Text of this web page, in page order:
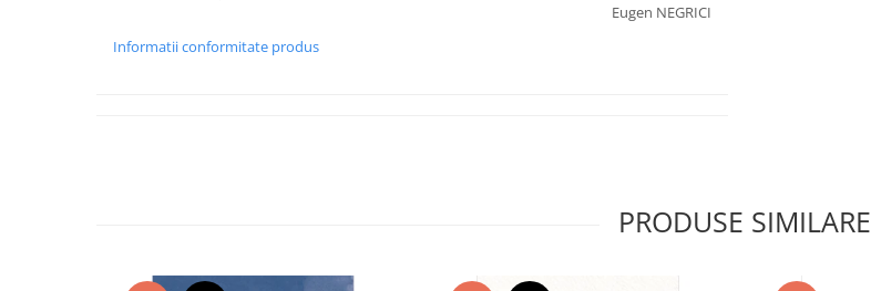
Eugen NEGRICI
Informatii conformitate produs
PRODUSE SIMILARE